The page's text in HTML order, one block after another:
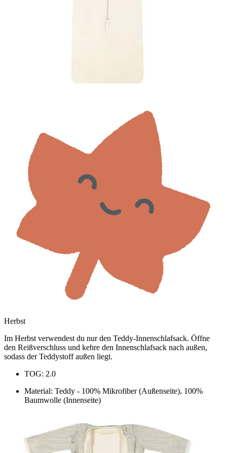
Herbst
Im Herbst verwendest du nur den Teddy-Innenschlafsack. Öffne
den Reißverschluss und kehre den Innenschlafsack nach außen,
sodass der Teddystoff außen liegt.
TOG: 2.0
Material: Teddy - 100% Mikrofiber (Außenseite), 100%
Baumwolle (Innenseite)